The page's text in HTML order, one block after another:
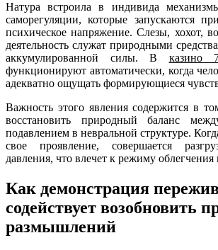
Натура встроила в индивида
саморегуляции, которые запускаются
психическое напряжение. Слезы, хохот,
деятельность служат природными
аккумулированной силы. В казино
функционируют автоматически, когда
адекватно ощущать формирующиеся
Важность этого явления содержится в
восстановить природный баланс
подавлением в невральной структуре.
свое проявление, совершается
давления, что влечет к режиму облегчения
Как демонстрация
содействует возобновить
размышлений